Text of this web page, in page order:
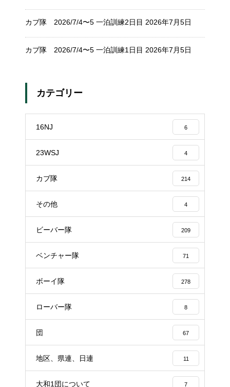
カブ隊 2026/7/4〜5 一泊訓練2日目 2026年7月5日
カブ隊 2026/7/4〜5 一泊訓練1日目 2026年7月5日
カテゴリー
16NJ 6
23WSJ 4
カブ隊 214
その他 4
ビーバー隊 209
ベンチャー隊 71
ボーイ隊 278
ローバー隊 8
団 67
地区、県連、日連 11
大和1団について 7